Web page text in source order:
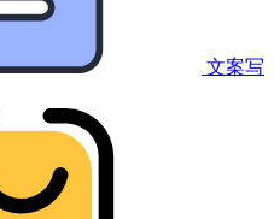
文案写